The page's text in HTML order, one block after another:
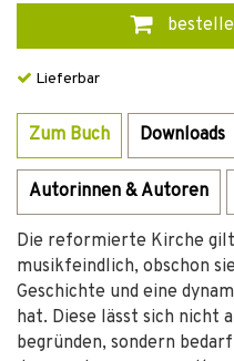
Lieferbar
Zum Buch Downloads
Autorinnen & Autoren
Die reformierte Kirche
musikfeindlich, obschon
Geschichte und eine
hat. Diese lässt sich nicht
begründen, sondern